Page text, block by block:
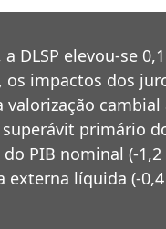
a DLSP elevou-se
os impactos dos
valorização cambial
primário
PIB nominal (-
externa líquida (-0,4